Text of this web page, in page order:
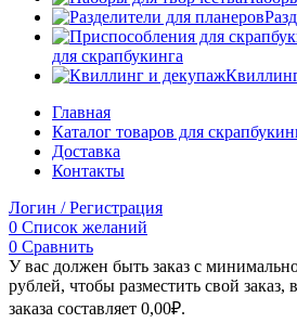
для скрапбукинга
Главная
Каталог товаров для
Доставка
Контакты
Логин / Регистрация
0 Список желаний
0 Сравнить
У вас должен быть заказ с
рублей, чтобы разместить свой заказ,
заказа составляет 0,00₽.